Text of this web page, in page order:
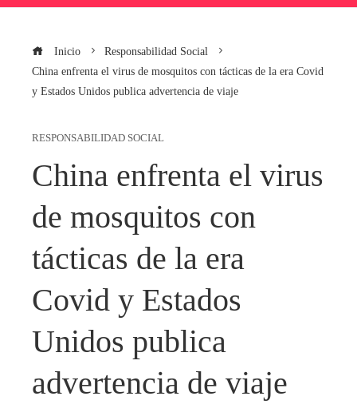
Inicio
Responsabilidad Social
China enfrenta el virus de mosquitos con tácticas de la era Covid
y Estados Unidos publica advertencia de viaje
RESPONSABILIDAD SOCIAL
China enfrenta el virus
de mosquitos con
tácticas de la era
Covid y Estados
Unidos publica
advertencia de viaje